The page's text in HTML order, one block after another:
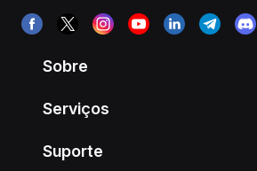
Sobre
Serviços
Suporte